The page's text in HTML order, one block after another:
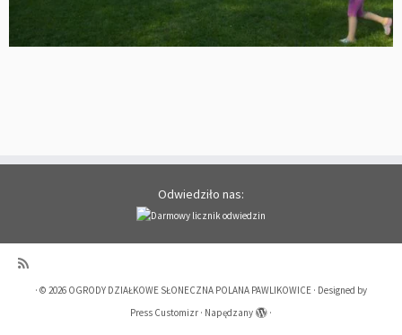
Odwiedziło nas:
· © 2026 OGRODY DZIAŁKOWE SŁONECZNA POLANA PAWLIKOWICE · Designed by
Press Customizr · Napędzany ·